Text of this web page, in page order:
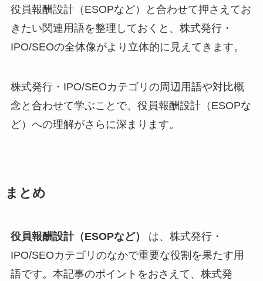
役員報酬設計（ESOPなど）と合わせて押さえてお
きたい関連用語を整理しておくと、株式発行・
IPO/SEOの全体像がより立体的に見えてきます。
株式発行・IPO/SEOカテゴリの周辺用語や対比概
念と合わせて学ぶことで、役員報酬設計（ESOPな
ど）への理解がさらに深まります。
まとめ
役員報酬設計（ESOPなど）
は、株式発行・
IPO/SEOカテゴリのなかで重要な役割を果たす用
語です。本記事のポイントをおさえて、株式発